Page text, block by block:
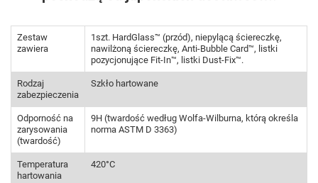
Zestaw
zawiera
1szt. HardGlass™ (przód), niepylącą ściereczkę,
nawilżoną ściereczkę, Anti-Bubble Card™, listki
pozycjonujące Fit-In™, listki Dust-Fix™.
Rodzaj
zabezpieczenia
Szkło hartowane
Odporność na
zarysowania
(twardość)
9H (twardość według Wolfa-Wilburna, którą określa
norma ASTM D 3363)
Temperatura
hartowania
420°C